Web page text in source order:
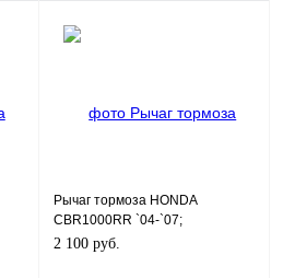
Рычаг тормоза HONDA
CBR1000RR `04-`07;
CBR600RR `07-`14 53170-MEL-
2 100 руб.